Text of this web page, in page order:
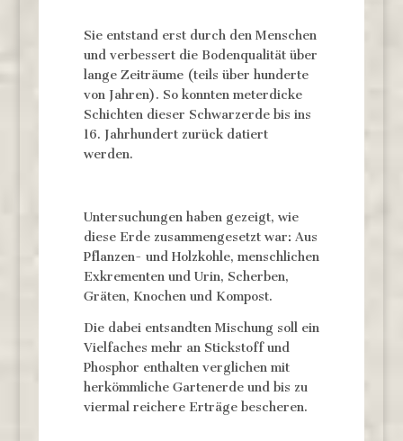
Sie entstand erst durch den Menschen
und verbessert die Bodenqualität über
lange Zeiträume (teils über hunderte
von Jahren). So konnten meterdicke
Schichten dieser Schwarzerde bis ins
16. Jahrhundert zurück datiert
werden.
Untersuchungen haben gezeigt, wie
diese Erde zusammengesetzt war: Aus
Pflanzen- und Holzkohle, menschlichen
Exkrementen und Urin, Scherben,
Gräten, Knochen und Kompost.
Die dabei entsandten Mischung soll ein
Vielfaches mehr an Stickstoff und
Phosphor enthalten verglichen mit
herkömmliche Gartenerde und bis zu
viermal reichere Erträge bescheren.